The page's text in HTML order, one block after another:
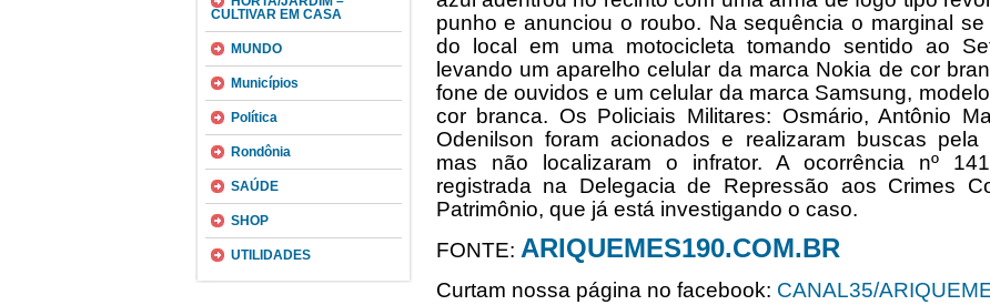
CULTIVAR EM CASA
MUNDO
Municípios
Política
Rondônia
SAÚDE
SHOP
UTILIDADES
punho e anunciou o roubo. Na sequência o marginal se
do local em uma motocicleta tomando sentido ao
levando um aparelho celular da marca Nokia de cor
fone de ouvidos e um celular da marca Samsung,
cor branca. Os Policiais Militares: Osmário, Antônio
Odenilson foram acionados e realizaram buscas pela
mas não localizaram o infrator. A ocorrência nº
registrada na Delegacia de Repressão aos Crimes
Patrimônio, que já está investigando o caso.
FONTE: ARIQUEMES190.COM.BR
Curtam nossa página no facebook: CANAL35/